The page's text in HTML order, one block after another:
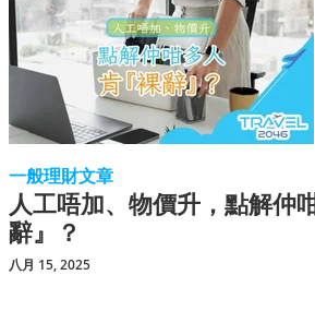
一般理財文章
人工唔加、物價升，點解仲
辭』？
八月 15, 2025